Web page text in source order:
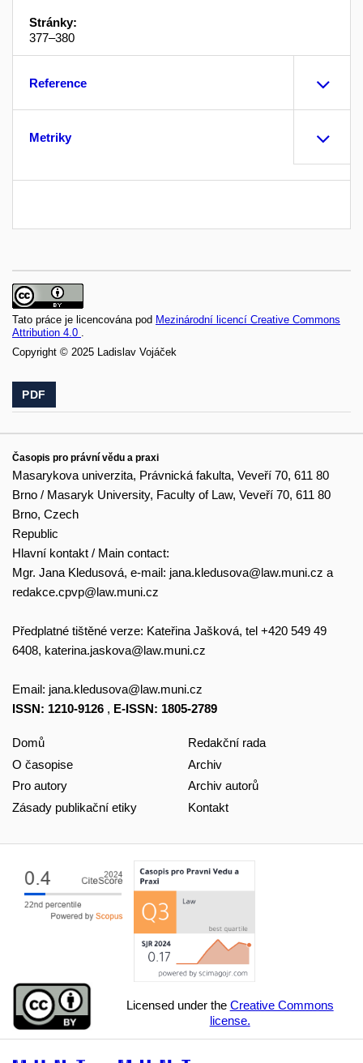
Stránky:
377–380
Reference
Metriky
Tato práce je licencována pod Mezinárodní licencí Creative Commons
Attribution 4.0 .
Copyright © 2025 Ladislav Vojáček
PDF
Časopis pro právní vědu a praxi
Masarykova univerzita, Právnická fakulta, Veveří 70, 611 80
Brno / Masaryk University, Faculty of Law, Veveří 70, 611 80
Brno, Czech
Republic
Hlavní kontakt / Main contact:
Mgr. Jana Kledusová, e-mail: jana.kledusova@law.muni.cz a
redakce.cpvp@law.muni.cz
Předplatné tištěné verze: Kateřina Jašková, tel +420 549 49
6408, katerina.jaskova@law.muni.cz
Email: jana.kledusova@law.muni.cz
ISSN: 1210-9126 , E-ISSN: 1805-2789
Domů
O časopise
Pro autory
Zásady publikační etiky
Redakční rada
Archiv
Archiv autorů
Kontakt
Licensed under the Creative Commons
license.